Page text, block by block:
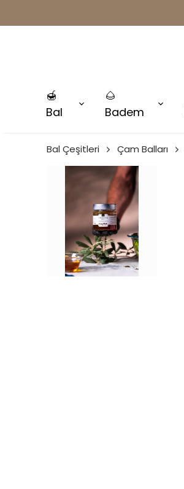
🍯
Bal
🌰
Badem
Bal Çeşitleri Çam Balları